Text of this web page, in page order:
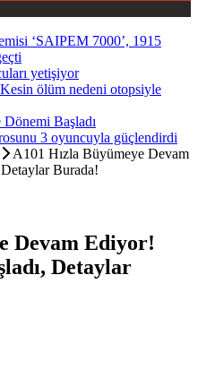
‘SAIPEM 7000’, 1915
yetişiyor
ölüm nedeni otopsiyle
Başladı
3 oyuncuyla güçlendirdi
A101 Hızla Büyümeye Devam
Burada!
Devam Ediyor!
Detaylar